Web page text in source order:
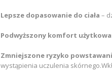
Lepsze dopasowanie do ciała –
Podwyższony komfort
Zmniejszone ryzyko
wystąpienia uczulenia